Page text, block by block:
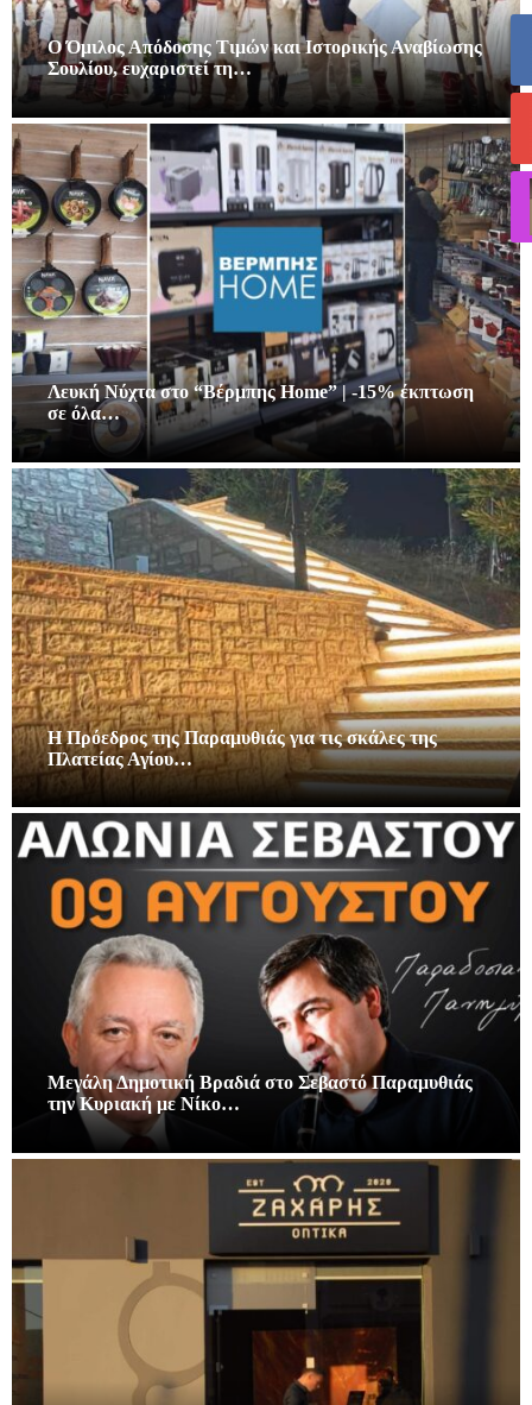
Ο Όμιλος Απόδοσης Τιμών και Ιστορικής Αναβίωσης
Σουλίου, ευχαριστεί τη…
Λευκή Νύχτα στο “Βέρμπης Home” | -15% έκπτωση
σε όλα…
Η Πρόεδρος της Παραμυθιάς για τις σκάλες της
Πλατείας Αγίου…
Μεγάλη Δημοτική Βραδιά στο Σεβαστό Παραμυθιάς
την Κυριακή με Νίκο…